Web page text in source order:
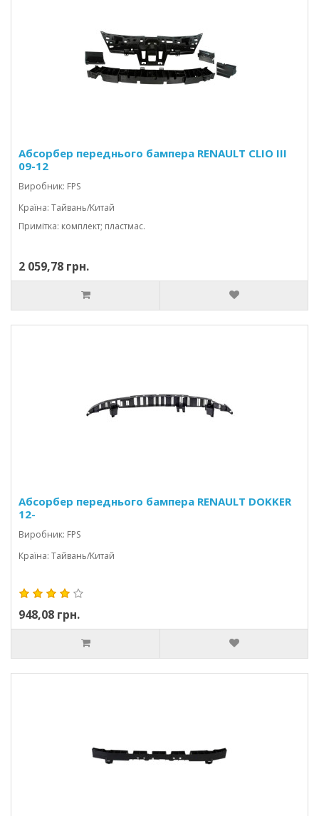
Абсорбер переднього бампера RENAULT CLIO III
09-12
Виробник: FPS
Країна: Тайвань/Китай
Примітка: комплект; пластмас.
2 059,78 грн.
Абсорбер переднього бампера RENAULT DOKKER
12-
Виробник: FPS
Країна: Тайвань/Китай
948,08 грн.